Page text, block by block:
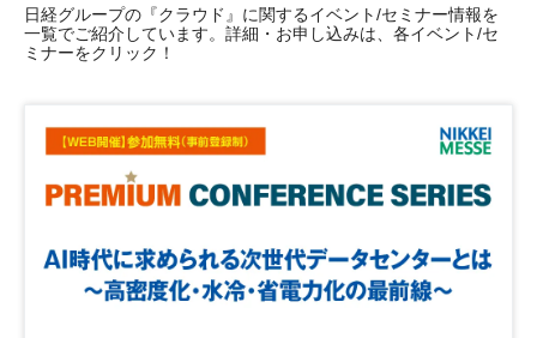
日経グループの『クラウド』に関するイベント/セミナー情報を
一覧でご紹介しています。詳細・お申し込みは、各イベント/セ
ミナーをクリック！